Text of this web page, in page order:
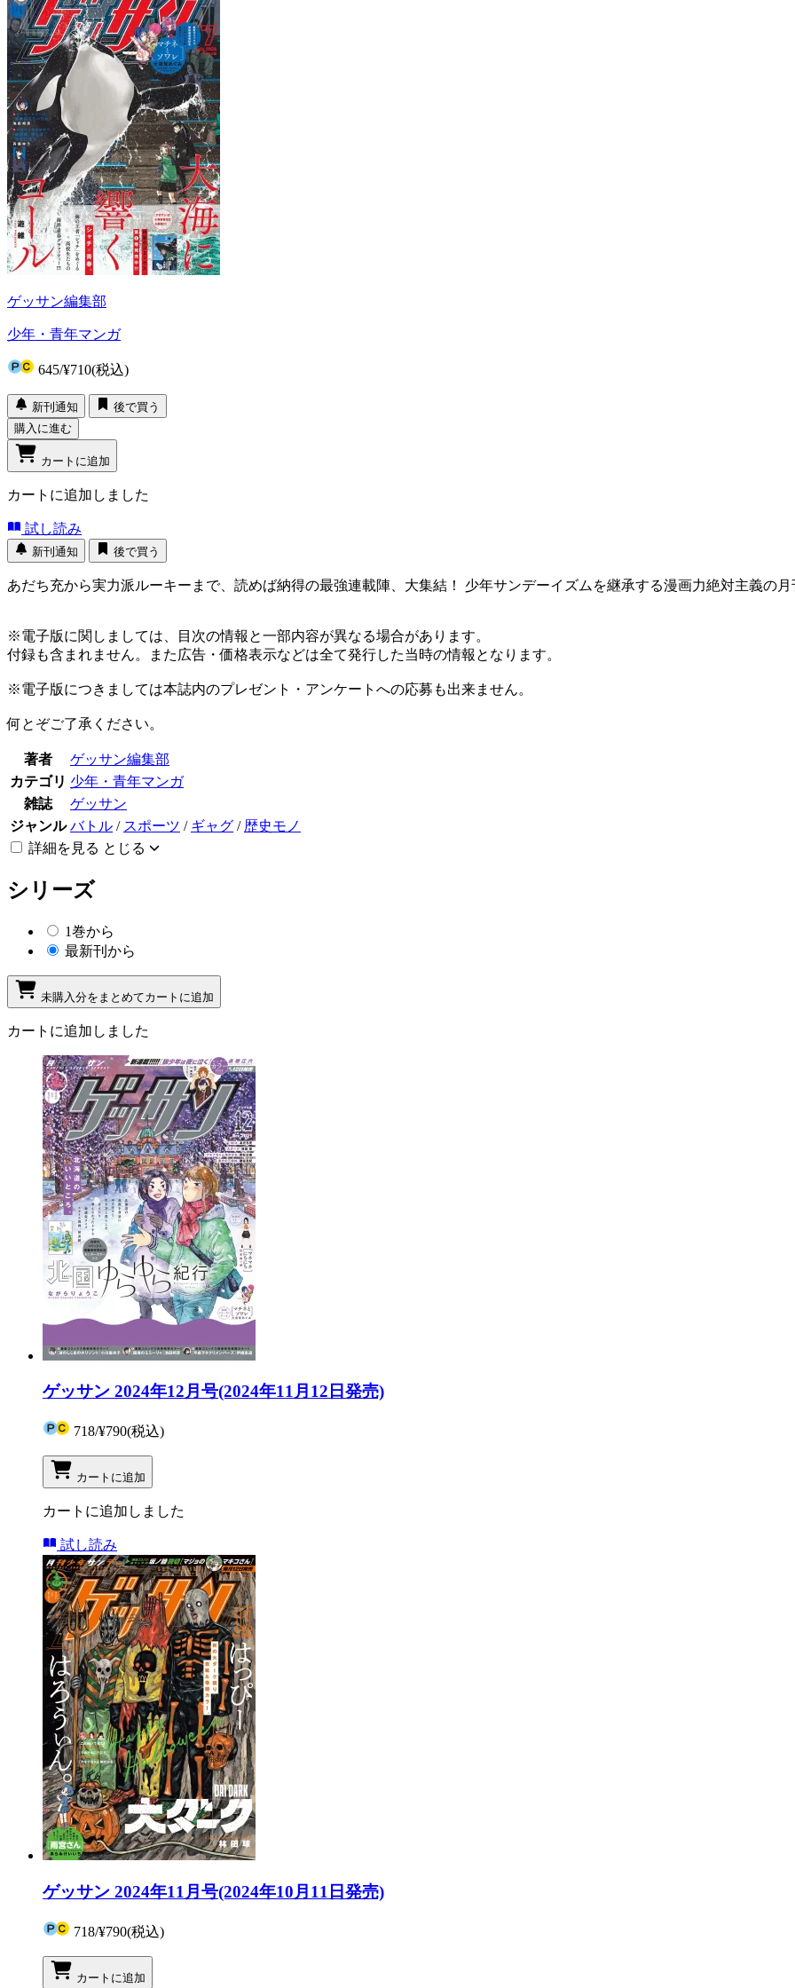
ゲッサン編集部
少年・青年マンガ
645/¥710(税込)
新刊通知
後で買う
購入に進む
カートに追加
カートに追加しました
試し読み
新刊通知 後で買う
あだち充から実力派ルーキーまで、読めば納得の最強連載陣、大集結！ 少年サンデーイズムを継承する漫画力絶対主義の
※電子版に関しましては、目次の情報と一部内容が異なる場合があります。
付録も含まれません。また広告・価格表示などは全て発行した当時の情報となります。
※電子版につきましては本誌内のプレゼント・アンケートへの応募も出来ません。
何とぞご了承ください。
著者
ゲッサン編集部
カテゴリ 少年・青年マンガ
雑誌
ゲッサン
ジャンル バトル / スポーツ / ギャグ / 歴史モノ
詳細を見る とじる
シリーズ
1巻から
最新刊から
未購入分をまとめてカートに追加
カートに追加しました
ゲッサン 2024年12月号(2024年11月12日発売)
718/¥790(税込)
カートに追加
カートに追加しました
試し読み
ゲッサン 2024年11月号(2024年10月11日発売)
718/¥790(税込)
カートに追加